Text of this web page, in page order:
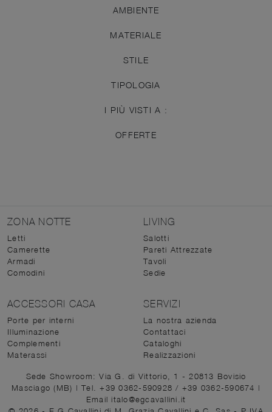
AMBIENTE
MATERIALE
STILE
TIPOLOGIA
I PIÙ VISTI A :
OFFERTE
ZONA NOTTE
Letti
Camerette
Armadi
Comodini
LIVING
Salotti
Pareti Attrezzate
Tavoli
Sedie
ACCESSORI CASA
Porte per interni
Illuminazione
Complementi
Materassi
SERVIZI
La nostra azienda
Contattaci
Cataloghi
Realizzazioni
Sede Showroom: Via G. di Vittorio, 1 - 20813 Bovisio
Masciago (MB) | Tel. +39 0362-590928/ +39 0362-590674 |
Email italo@egcavallini.it